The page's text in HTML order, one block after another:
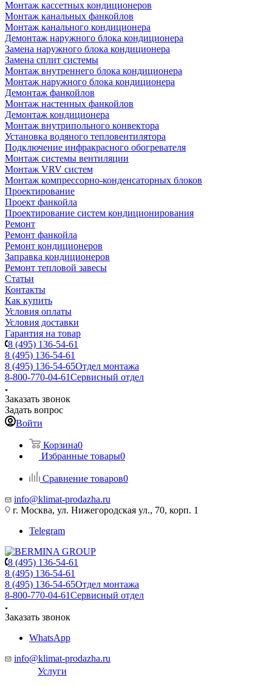
Монтаж кассетных кондиционеров
Монтаж канальных фанкойлов
Монтаж канального кондиционера
Демонтаж наружного блока кондиционера
Замена наружного блока кондиционера
Замена сплит системы
Монтаж внутреннего блока кондиционера
Монтаж наружного блока кондиционера
Демонтаж фанкойлов
Монтаж настенных фанкойлов
Демонтаж кондиционера
Монтаж внутрипольного конвектора
Установка водяного тепловентилятора
Подключение инфракрасного обогревателя
Монтаж системы вентиляции
Монтаж VRV систем
Монтаж компрессорно-конденсаторных блоков
Проектирование
Проект фанкойла
Проектирование систем кондиционирования
Ремонт
Ремонт фанкойла
Ремонт кондиционеров
Заправка кондиционеров
Ремонт тепловой завесы
Статьи
Контакты
Как купить
Условия оплаты
Условия доставки
Гарантия на товар
8 (495) 136-54-61
8 (495) 136-54-61
8 (495) 136-54-65Отдел монтажа
8-800-770-04-61Сервисный отдел
Заказать звонок
Задать вопрос
Войти
Корзина0
Избранные товары0
Сравнение товаров0
info@klimat-prodazha.ru
г. Москва, ул. Нижегородская ул., 70, корп. 1
Telegram
8 (495) 136-54-61
8 (495) 136-54-61
8 (495) 136-54-65Отдел монтажа
8-800-770-04-61Сервисный отдел
Заказать звонок
WhatsApp
info@klimat-prodazha.ru
Услуги